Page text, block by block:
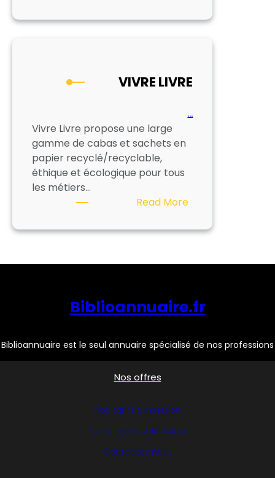
COMMUNICATION
VIVRE LIVRE
…
Vivre Livre propose une large
gamme de cabas et sachets en
papier recyclé/recyclable,
éthique et écologique pour tous
les métiers…
Read More:
LIVRE
Biblioannuaire.fr
Biblioannuaire est le seul annuaire spécialisé de nos professions
Nos offres
Nos tarifs d’insertion
Nos offres publicitaires
Contactez nous